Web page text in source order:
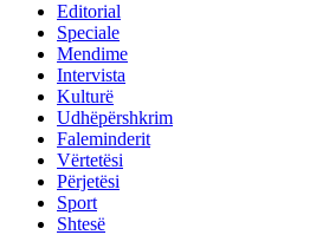
Editorial
Speciale
Mendime
Intervista
Kulturë
Udhëpërshkrim
Faleminderit
Vërtetësi
Përjetësi
Sport
Shtesë